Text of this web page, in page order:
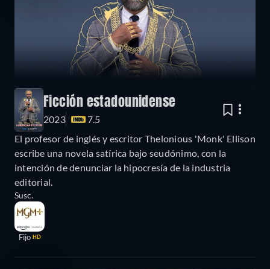
Ficción estadounidense
2023
7.5
El profesor de inglés y escritor Thelonious 'Monk' Ellison
escribe una novela satírica bajo seudónimo, con la
intención de denunciar la hipocresía de la industria
editorial.
Susc.
Fijo HD